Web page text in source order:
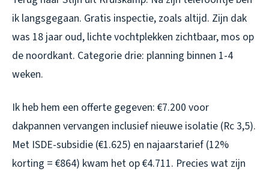
ik langsgegaan. Gratis inspectie, zoals altijd. Zijn dak
was 18 jaar oud, lichte vochtplekken zichtbaar, mos op
de noordkant. Categorie drie: planning binnen 1-4
weken.
Ik heb hem een offerte gegeven: €7.200 voor
dakpannen vervangen inclusief nieuwe isolatie (Rc 3,5).
Met ISDE-subsidie (€1.625) en najaarstarief (12%
korting = €864) kwam het op €4.711. Precies wat zijn